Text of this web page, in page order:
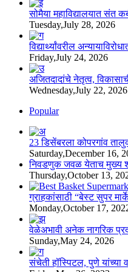
सोमैया महाविद्यालयात संत
Tuesday,July 28, 2026
विद्यार्थ्यांवरील
Friday,July 24, 2026
अजितदादांचे नेतृत्व,
Wednesday,July 22, 2026
Popular
23 डिसेंबरला कोपरगांव
Saturday,December 16,
निवडणुक जवळ येताच मुख्य
Thursday,October 13,
ग्राहकांसाठी “बेस्ट सुपर
Monday,October 17,
वेळेअभावी अनेक नागरिक
Sunday,May 24, 2026
संचेती हॉस्पिटल, पुणे